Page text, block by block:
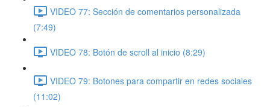
VIDEO 77: Sección de comentarios personalizada
(7:49)
VIDEO 78: Botón de scroll al inicio (8:29)
VIDEO 79: Botones para compartir en redes sociales
(11:02)